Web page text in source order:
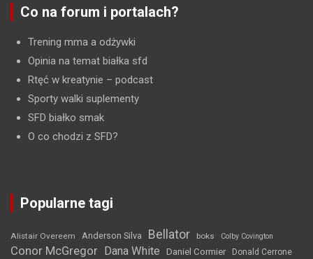
Co na forum i portalach?
Trening mma a odżywki
Opinia na temat białka sfd
Rtęć w kreatynie – podcast
Sporty walki suplementy
SFD białko smak
O co chodzi z SFD?
Popularne tagi
Alistair Overeem Anderson Silva Bellator boks Colby Covington
Conor McGregor Dana White Daniel Cormier Donald Cerrone